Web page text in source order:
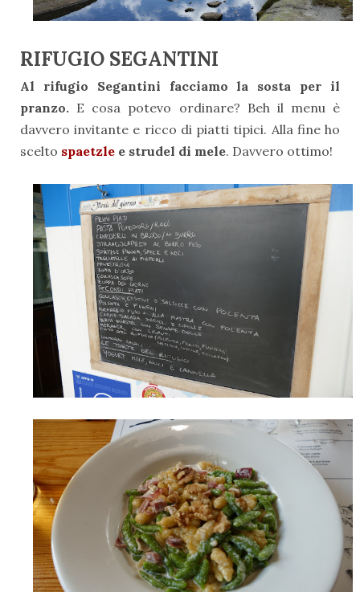
RIFUGIO SEGANTINI
Al rifugio Segantini facciamo la sosta per il
pranzo. E cosa potevo ordinare? Beh il menu è
davvero invitante e ricco di piatti tipici. Alla fine ho
scelto spaetzle e strudel di mele. Davvero ottimo!